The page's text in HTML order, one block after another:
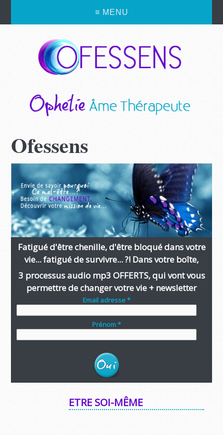
≡ MENU
Ofessens
Fatigué d'être chenille, d'être bloqué dans votre
vie... fatigué de survivre... ?! Dans votre boîte,
3 processus audio mp3 OFFERTS, qui vont vous
permettre de changer votre vie + newsletter
Email adresse *
Prénom *
ETRE SOI-MÊME